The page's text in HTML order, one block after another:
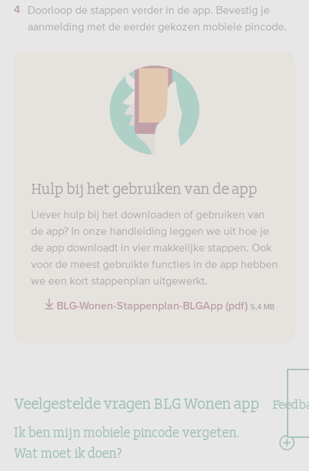
Doorloop de stappen verder in de app. Bevestig je
aanmelding met de eerder gekozen mobiele pincode.
Hulp bij het gebruiken van de app
Liever hulp bij het downloaden of gebruiken van
de app? In onze handleiding leggen we uit hoe je
de app downloadt in vier makkelijke stappen. Ook
voor de meest gebruikte functies in de app hebben
we een kort stappenplan uitgewerkt.
BLG-Wonen-Stappenplan-BLGApp (pdf) 5,4 MB
Veelgestelde vragen BLG Wonen app
Ik ben mijn mobiele pincode vergeten.
Wat moet ik doen?